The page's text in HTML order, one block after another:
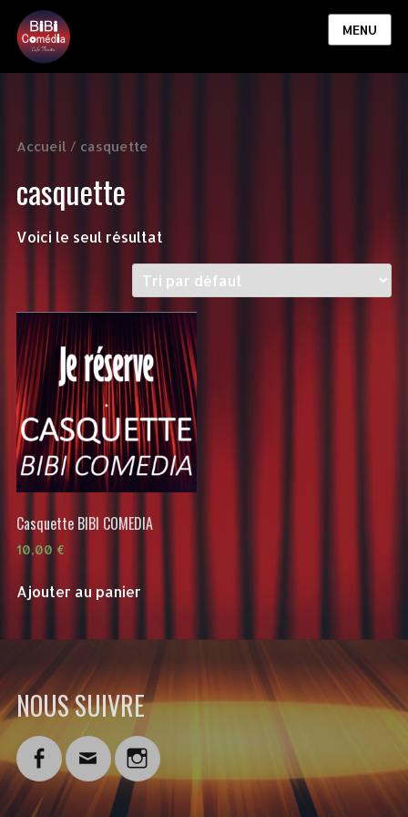
MENU
Accueil/ casquette
casquette
Voici le seul résultat
Casquette BIBI COMEDIA
10,00 €
Ajouter au panier
NOUS SUIVRE
FacebookEmailInstagram